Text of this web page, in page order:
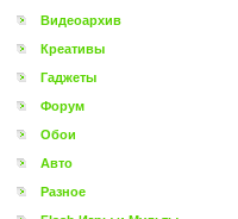
Видеоархив
Креативы
Гаджеты
Форум
Обои
Авто
Разное